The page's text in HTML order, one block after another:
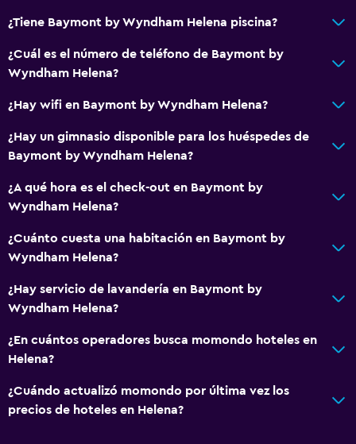
Centro de negocios
Caja fuerte
Check-in/check-out privado
Recepción 24 horas
Comedor
Nevera
Cafetera
Máquina expendedora (bebidas)
Máquina expendedora (botanas)
General
Posibilidad de habitaciones conectadas
¿Tiene Baymont by Wyndham Helena piscina?
¿Cuál es el número de teléfono de Baymont by
Wyndham Helena?
¿Hay wifi en Baymont by Wyndham Helena?
¿Hay un gimnasio disponible para los huéspedes de
Baymont by Wyndham Helena?
¿A qué hora es el check-out en Baymont by
Wyndham Helena?
¿Cuánto cuesta una habitación en Baymont by
Wyndham Helena?
¿Hay servicio de lavandería en Baymont by
Wyndham Helena?
¿En cuántos operadores busca momondo hoteles en
Helena?
¿Cuándo actualizó momondo por última vez los
precios de hoteles en Helena?